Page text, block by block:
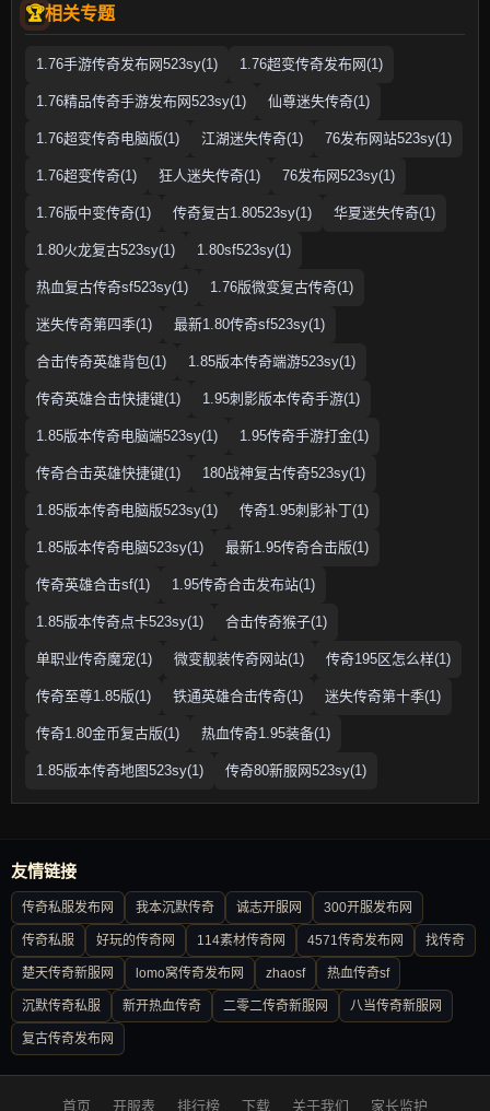
相关专题
1.76手游传奇发布网523sy(1) 1.76超变传奇发布网(1)
1.76精品传奇手游发布网523sy(1) 仙尊迷失传奇(1)
1.76超变传奇电脑版(1) 江湖迷失传奇(1) 76发布网站523sy(1)
1.76超变传奇(1) 狂人迷失传奇(1) 76发布网523sy(1)
1.76版中变传奇(1) 传奇复古1.80523sy(1) 华夏迷失传奇(1)
1.80火龙复古523sy(1) 1.80sf523sy(1)
热血复古传奇sf523sy(1) 1.76版微变复古传奇(1)
迷失传奇第四季(1) 最新1.80传奇sf523sy(1)
合击传奇英雄背包(1) 1.85版本传奇端游523sy(1)
传奇英雄合击快捷键(1) 1.95刺影版本传奇手游(1)
1.85版本传奇电脑端523sy(1) 1.95传奇手游打金(1)
传奇合击英雄快捷键(1) 180战神复古传奇523sy(1)
1.85版本传奇电脑版523sy(1) 传奇1.95刺影补丁(1)
1.85版本传奇电脑523sy(1) 最新1.95传奇合击版(1)
传奇英雄合击sf(1) 1.95传奇合击发布站(1)
1.85版本传奇点卡523sy(1) 合击传奇猴子(1)
单职业传奇魔宠(1) 微变靓装传奇网站(1) 传奇195区怎么样(1)
传奇至尊1.85版(1) 铁通英雄合击传奇(1) 迷失传奇第十季(1)
传奇1.80金币复古版(1) 热血传奇1.95装备(1)
1.85版本传奇地图523sy(1) 传奇80新服网523sy(1)
友情链接
传奇私服发布网 我本沉默传奇 诚志开服网 300开服发布网
传奇私服 好玩的传奇网 114素材传奇网 4571传奇发布网 找传奇
楚天传奇新服网 lomo窝传奇发布网 zhaosf 热血传奇sf
沉默传奇私服 新开热血传奇 二零二传奇新服网 八当传奇新服网
复古传奇发布网
首页 开服表 排行榜 下载 关于我们 家长监护